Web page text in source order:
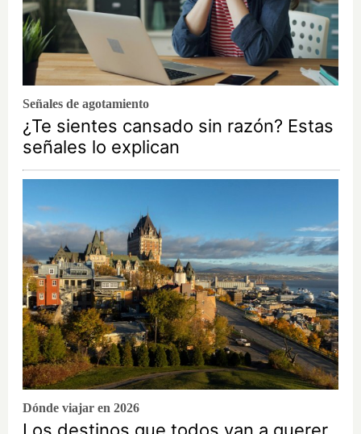
Señales de agotamiento
¿Te sientes cansado sin razón? Estas
señales lo explican
Dónde viajar en 2026